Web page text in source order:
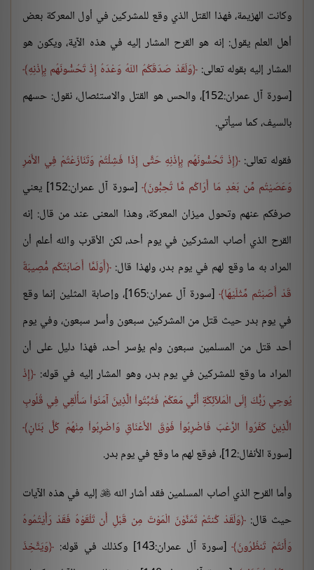
وكانت الهزيمة، فهذا القتل الذي وقع للمشركين في أول المعركة بعض
أهل العلم يقول: إنه هو القرح المشار إليه في هذه الآية، ويكون هو
المشار إليه بقوله تعالى: وَلَقَدْ صَدَقَكُمُ اللّهُ وَعْدَهُ إِذْ تَحُسُّونَهُم بِإِذْنِهِ
[سورة آل عمران:152]، والحس هو القتل والاستئصال، نقول: حسهم
بالسيف، كما سيأتي.
فقوله تعالى: إِذْ تَحُسُّونَهُم بِإِذْنِهِ حَتَّى إِذَا فَشِلْتُمْ وَتَنَازَعْتُمْ فِي الأَمْرِ
وَعَصَيْتُم مِّن بَعْدِ مَا أَرَاكُم مَّا تُحِبُّونَ
[سورة آل عمران:152] يعني
صرفكم عنهم وتحول ميزان المعركة، وهذا المعنى عند من قال: إنه
القرح الذي أصاب المشركين في يوم أحد، لكن الأقرب والله أعلم أن
المراد به ما وقع لهم في يوم بدر، ولهذا قال: أَوَلَمَّا أَصَابَتْكُم مُّصِيبَةٌ
قَدْ أَصَبْتُم مِّثْلَيْهَا
[سورة آل عمران:165]، وإصابة المثلين إنما وقع
في يوم بدر حيث قتل من المشركين سبعون وأسر سبعون، وفي يوم
أحد قتل من المسلمين سبعون ولم يؤسر أحد، فهذا دليل على أن
المراد ما وقع للمشركين في يوم بدر، وهو المشار إليه في قوله: إِذْ
يُوحِي رَبُّكَ إِلَى الْمَلآئِكَةِ أَنِّي مَعَكُمْ فَثَبِّتُواْ الَّذِينَ آمَنُواْ سَأُلْقِي فِي قُلُوبِ
الَّذِينَ كَفَرُواْ الرَّعْبَ فَاضْرِبُواْ فَوْقَ الأَعْنَاقِ وَاضْرِبُواْ مِنْهُمْ كُلَّ بَنَانٍ
[سورة الأنفال:12]، فوقع لهم ما وقع في يوم بدر.
وأما القرح الذي أصاب المسلمين فقد أشار الله إليه في هذه الآيات
حيث قال: وَلَقَدْ كُنتُمْ تَمَنَّوْنَ الْمَوْتَ مِن قَبْلِ أَن تَلْقَوْهُ فَقَدْ رَأَيْتُمُوهُ
وَأَنتُمْ تَنظُرُونَ [سورة آل عمران:143] وكذلك في قوله:
وَيَتَّخِذَ